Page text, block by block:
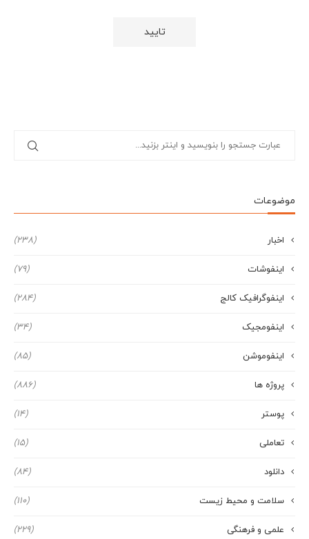
موضوعات
اخبار (238)
اینفوشات (79)
اینفوگرافیک کالج (284)
اینفومجیک (34)
اینفوموشن (85)
پروژه ها (886)
پوستر (14)
تعاملی (15)
دانلود (84)
سلامت و محیط زیست (110)
علمی و فرهنگی (229)